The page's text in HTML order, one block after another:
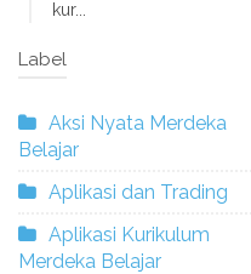
kur...
Label
Aksi Nyata Merdeka
Belajar
Aplikasi dan Trading
Aplikasi Kurikulum
Merdeka Belajar